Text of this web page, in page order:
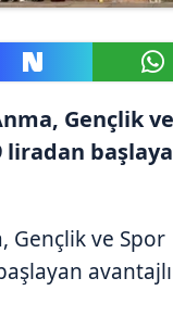
Gençlik ve
liradan
Gençlik ve Spor
avantajlı